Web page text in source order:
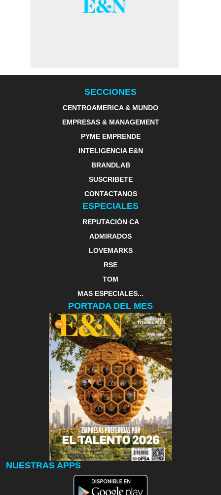
SECCIONES
CENTROAMERICA & MUNDO
EMPRESAS & MANAGEMENT
PYME EMPRENDE
INTELIGENCIA E&N
BRANDLAB
SUSCRIBETE
CONTACTANOS
ESPECIALES
REPUTACIÓN CA
ADMIRADOS
LOVEMARKS
RSE
TOM
MAS ESPECIALES...
PORTADA DEL MES
NUESTRAS APPS